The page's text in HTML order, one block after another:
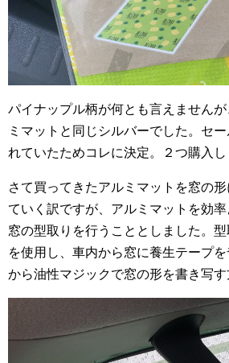
パイナップル柄が何とも言えません
ミマットと同じシルバーでした。セ
れていたためコレに決定。２つ購入し
さて買ってきたアルミマットを窓の
ていく訳ですが、アルミマットを効
窓の型取りを行うこととしました。
を使用し、車内から窓に養生テープ
から油性マジックで窓の形を書き写す